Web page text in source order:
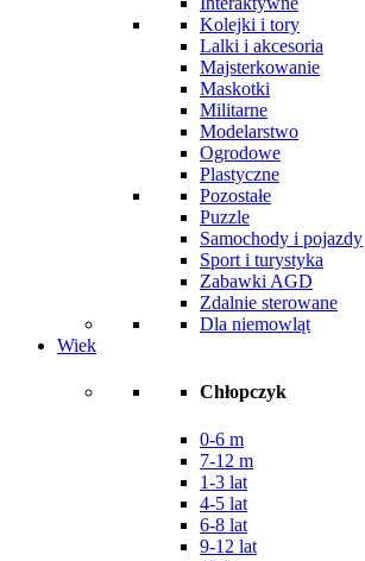
Kolejki i tory
Lalki i akcesoria
Majsterkowanie
Maskotki
Militarne
Modelarstwo
Ogrodowe
Plastyczne
Pozostałe
Puzzle
Samochody i pojazdy
Sport i turystyka
Zabawki AGD
Zdalnie sterowane
Dla niemowląt
Wiek
Chłopczyk
0-6 m
7-12 m
1-3 lat
4-5 lat
6-8 lat
9-12 lat